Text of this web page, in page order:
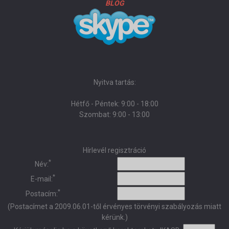
BLOG
Nyitva tartás:
Hétfő - Péntek: 9:00 - 18:00
Szombat: 9:00 - 13:00
Hírlevél regisztráció
Név:*
E-mail:*
Postacím:*
(Postacímet a 2009.06.01-től érvényes törvényi szabályozás miatt
kérünk.)